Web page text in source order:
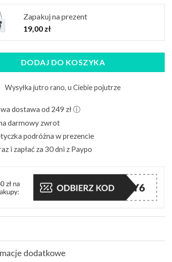
Zapakuj na prezent
19,00 zł
DODAJ DO KOSZYKA
Wysyłka jutro rano, u Ciebie pojutrze
dostawa od 249 zł ⓘ
darmowy zwrot
podróżna w prezencie
i zapłać za 30 dni z Paypo
dodatkowe